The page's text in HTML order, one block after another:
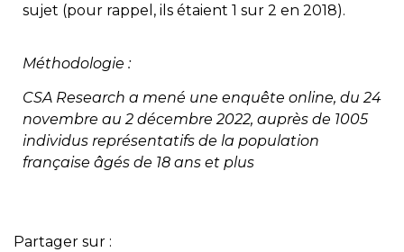
sujet (pour rappel, ils étaient 1 sur 2 en 2018).
Méthodologie :
CSA Research a mené une enquête online, du 24
novembre au 2 décembre 2022, auprès de 1005
individus représentatifs de la population
française âgés de 18 ans et plus
Partager sur :